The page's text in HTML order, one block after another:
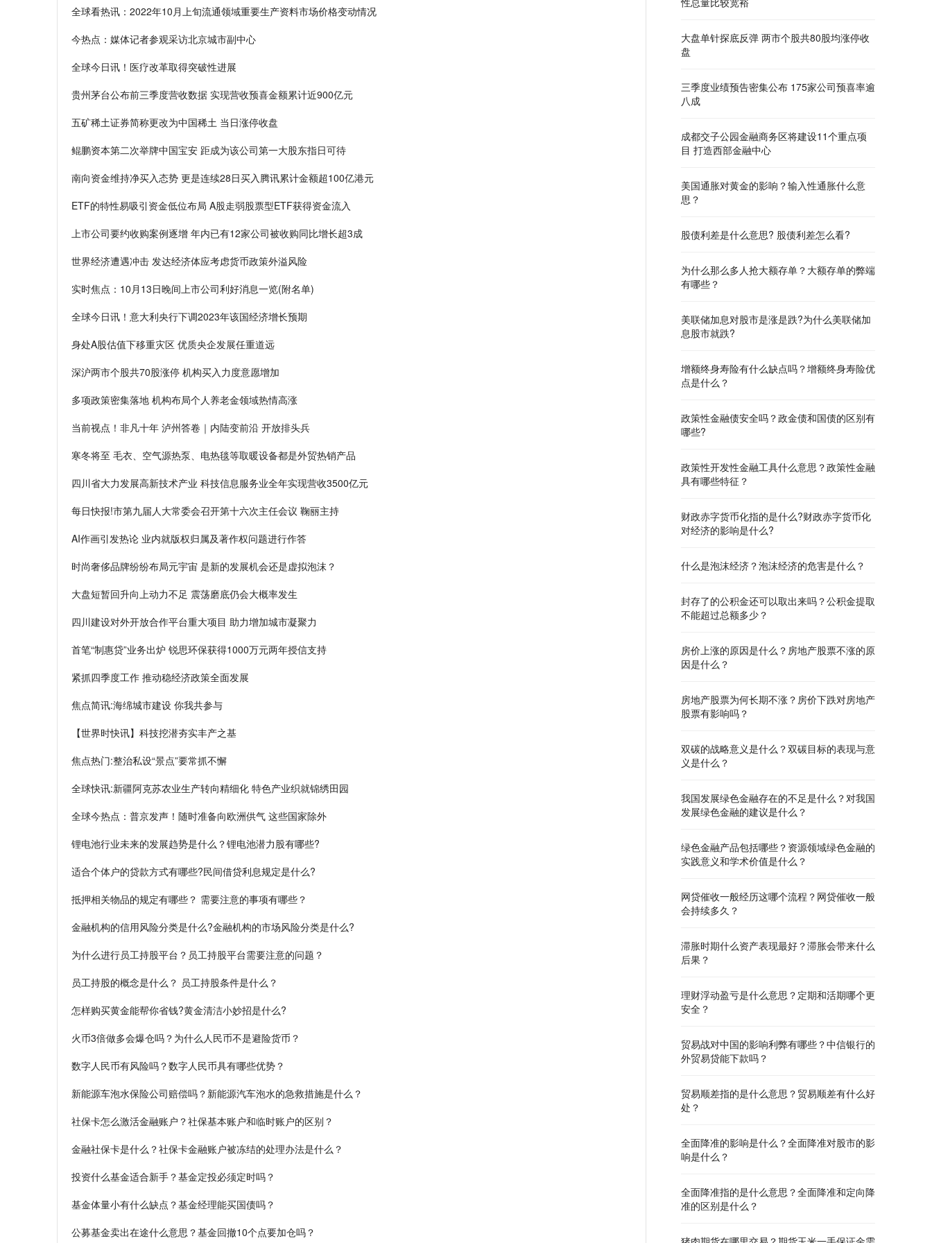
全球看热讯：2022年10月上旬流通领域重要生产资料市场价格变动情况
今热点：媒体记者参观采访北京城市副中心
全球今日讯！医疗改革取得突破性进展
贵州茅台公布前三季度营收数据 实现营收预喜金额累计近900亿元
五矿稀土证券简称更改为中国稀土 当日涨停收盘
鲲鹏资本第二次举牌中国宝安 距成为该公司第一大股东指日可待
南向资金维持净买入态势 更是连续28日买入腾讯累计金额超100亿港元
ETF的特性易吸引资金低位布局 A股走弱股票型ETF获得资金流入
上市公司要约收购案例逐增 年内已有12家公司被收购同比增长超3成
世界经济遭遇冲击 发达经济体应考虑货币政策外溢风险
实时焦点：10月13日晚间上市公司利好消息一览(附名单)
全球今日讯！意大利央行下调2023年该国经济增长预期
身处A股估值下移重灾区 优质央企发展任重道远
深沪两市个股共70股涨停 机构买入力度意愿增加
多项政策密集落地 机构布局个人养老金领域热情高涨
当前视点！非凡十年 泸州答卷｜内陆变前沿 开放排头兵
寒冬将至 毛衣、空气源热泵、电热毯等取暖设备都是外贸热销产品
四川省大力发展高新技术产业 科技信息服务业全年实现营收3500亿元
每日快报!市第九届人大常委会召开第十六次主任会议 鞠丽主持
AI作画引发热论 业内就版权归属及著作权问题进行作答
时尚奢侈品牌纷纷布局元宇宙 是新的发展机会还是虚拟泡沫？
大盘短暂回升向上动力不足 震荡磨底仍会大概率发生
四川建设对外开放合作平台重大项目 助力增加城市凝聚力
首笔“制惠贷”业务出炉 锐思环保获得1000万元两年授信支持
紧抓四季度工作 推动稳经济政策全面发展
焦点简讯:海绵城市建设 你我共参与
【世界时快讯】科技挖潜夯实丰产之基
焦点热门:整治私设“景点”要常抓不懈
全球快讯:新疆阿克苏农业生产转向精细化 特色产业织就锦绣田园
全球今热点：普京发声！随时准备向欧洲供气 这些国家除外
锂电池行业未来的发展趋势是什么？锂电池潜力股有哪些?
适合个体户的贷款方式有哪些?民间借贷利息规定是什么?
抵押相关物品的规定有哪些？ 需要注意的事项有哪些？
金融机构的信用风险分类是什么?金融机构的市场风险分类是什么?
为什么进行员工持股平台？员工持股平台需要注意的问题？
员工持股的概念是什么？ 员工持股条件是什么？
怎样购买黄金能帮你省钱?黄金清洁小妙招是什么?
火币3倍做多会爆仓吗？为什么人民币不是避险货币？
数字人民币有风险吗？数字人民币具有哪些优势？
新能源车泡水保险公司赔偿吗？新能源汽车泡水的急救措施是什么？
社保卡怎么激活金融账户？社保基本账户和临时账户的区别？
金融社保卡是什么？社保卡金融账户被冻结的处理办法是什么？
投资什么基金适合新手？基金定投必须定时吗？
基金体量小有什么缺点？基金经理能买国债吗？
公募基金卖出在途什么意思？基金回撤10个点要加仓吗？
大盘单针探底反弹 两市个股共80股均涨停收
盘
三季度业绩预告密集公布 175家公司预喜率逾
八成
成都交子公园金融商务区将建设11个重点项
目 打造西部金融中心
美国通胀对黄金的影响？输入性通胀什么意
思？
股债利差是什么意思? 股债利差怎么看?
为什么那么多人抢大额存单？大额存单的弊端
有哪些？
美联储加息对股市是涨是跌?为什么美联储加
息股市就跌?
增额终身寿险有什么缺点吗？增额终身寿险优
点是什么？
政策性金融债安全吗？政金债和国债的区别有
哪些?
政策性开发性金融工具什么意思？政策性金融
具有哪些特征？
财政赤字货币化指的是什么?财政赤字货币化
对经济的影响是什么?
什么是泡沫经济？泡沫经济的危害是什么？
封存了的公积金还可以取出来吗？公积金提取
不能超过总额多少？
房价上涨的原因是什么？房地产股票不涨的原
因是什么？
房地产股票为何长期不涨？房价下跌对房地产
股票有影响吗？
双碳的战略意义是什么？双碳目标的表现与意
义是什么？
我国发展绿色金融存在的不足是什么？对我国
发展绿色金融的建议是什么？
绿色金融产品包括哪些？资源领域绿色金融的
实践意义和学术价值是什么？
网贷催收一般经历这哪个流程？网贷催收一般
会持续多久？
滞胀时期什么资产表现最好？滞胀会带来什么
后果？
理财浮动盈亏是什么意思？定期和活期哪个更
安全？
贸易战对中国的影响利弊有哪些？中信银行的
外贸易贷能下款吗？
贸易顺差指的是什么意思？贸易顺差有什么好
处？
全面降准的影响是什么？全面降准对股市的影
响是什么？
全面降准指的是什么意思？全面降准和定向降
准的区别是什么？